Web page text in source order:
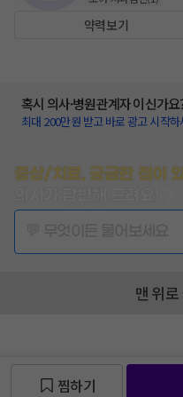
약력보기
혹시 의사·병원관계자 이신가요
최대 200만원 받고 바로 광고 시작
증상/치료, 궁금한 점이
맨 위
찜하기